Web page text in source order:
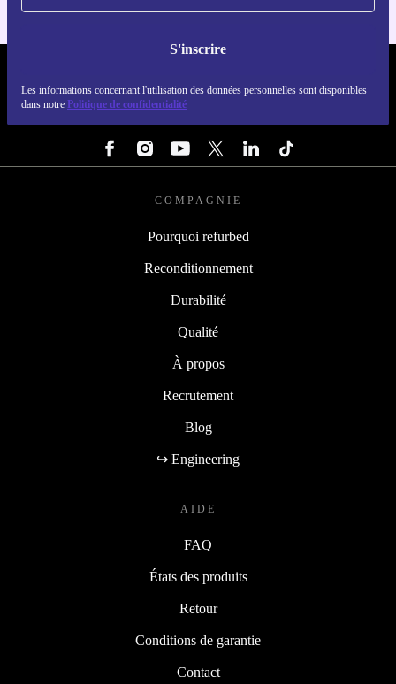
S'inscrire
Les informations concernant l'utilisation des données personnelles sont disponibles
dans notre Politique de confidentialité
COMPAGNIE
Pourquoi refurbed
Reconditionnement
Durabilité
Qualité
À propos
Recrutement
Blog
↪ Engineering
AIDE
FAQ
États des produits
Retour
Conditions de garantie
Contact